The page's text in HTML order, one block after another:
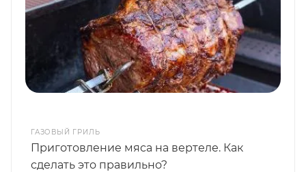
ГАЗОВЫЙ ГРИЛЬ
Приготовление мяса на вертеле. Как
сделать это правильно?